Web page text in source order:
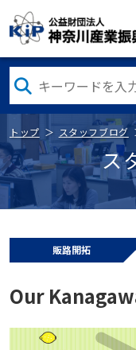
トップ スタッフブログ
ス
販路開拓
Our